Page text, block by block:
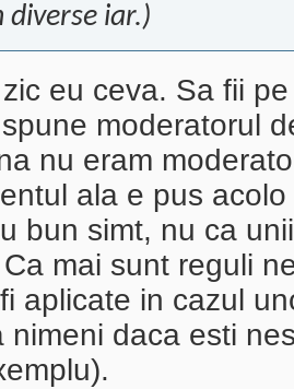
diverse iar.)
eu ceva. Sa fii
moderatorul
nu eram
ala e pus
bun simt, nu ca
mai sunt reguli
aplicate in cazul
nimeni daca esti